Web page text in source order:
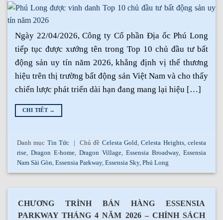
Ngày 22/04/2026, Công ty Cổ phần Địa ốc Phú Long
tiếp tục được xướng tên trong Top 10 chủ đầu tư bất
động sản uy tín năm 2026, khẳng định vị thế thương
hiệu trên thị trường bất động sản Việt Nam và cho thấy
chiến lược phát triển dài hạn đang mang lại hiệu […]
CHI TIẾT →
Danh mục Tin Tức Chủ đề Celesta Gold,Celesta Heights, celesta
rise,Dragon E-home,Dragon Village, Essensia Broadway, Essensia
Nam Sài Gòn,Essensia Parkway,Essensia Sky,Phú Long
CHƯƠNG TRÌNH BÁN HÀNG ESSENSIA
PARKWAY THÁNG 4 NĂM 2026 – CHÍNH SÁCH